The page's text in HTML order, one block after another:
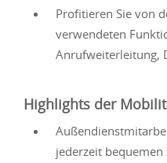
Profitieren Sie von
verwendeten
Anrufweiterleitung,
Highlights der
jederzeit